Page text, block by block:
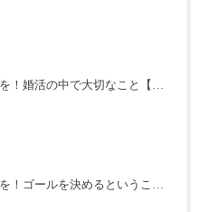
和歌山で婚活を！婚活の中で大切なこと【結の会】
和歌山で婚活を！ゴールを決めるということ【結の会】